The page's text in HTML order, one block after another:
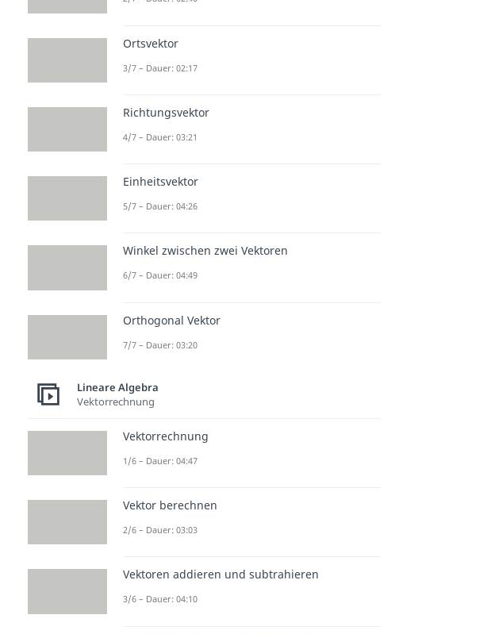
Ortsvektor
3/7 – Dauer: 02:17
Richtungsvektor
4/7 – Dauer: 03:21
Einheitsvektor
5/7 – Dauer: 04:26
Winkel zwischen zwei Vektoren
6/7 – Dauer: 04:49
Orthogonal Vektor
7/7 – Dauer: 03:20
Lineare Algebra
Vektorrechnung
Vektorrechnung
1/6 – Dauer: 04:47
Vektor berechnen
2/6 – Dauer: 03:03
Vektoren addieren und subtrahieren
3/6 – Dauer: 04:10